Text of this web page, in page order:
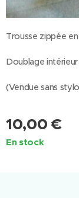
Trousse zippée
Doublage intérieur
(Vendue sans
10,00 €
En stock